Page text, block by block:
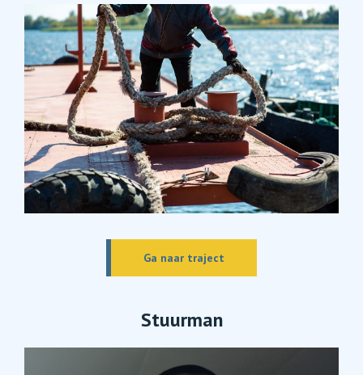
Ga naar traject
Stuurman